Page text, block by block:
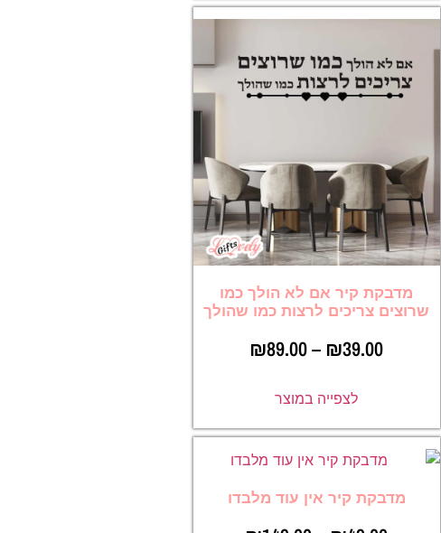
מדבקת קיר אם לא הולך כמו
שרוצים צריכים לרצות כמו שהולך
₪39.00
–
₪89.00
לצפייה במוצר
מדבקת קיר אין עוד מלבדו